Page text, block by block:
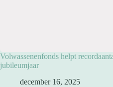
Volwassenenfonds helpt
jubileumjaar
december 16, 2025